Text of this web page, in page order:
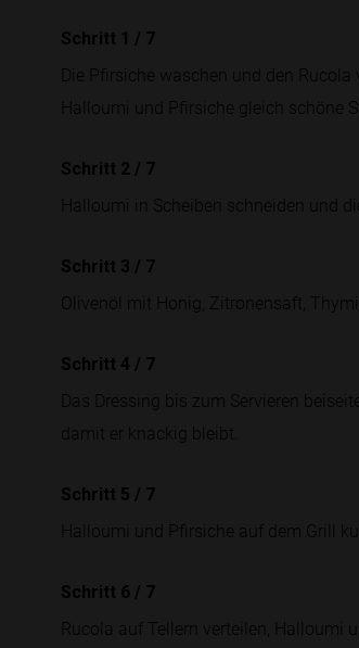
Schritt 1 / 7
Die Pfirsiche waschen und den
Halloumi und Pfirsiche gleich schöne
Schritt 2 / 7
Halloumi in Scheiben schneiden und
Schritt 3 / 7
Olivenöl mit Honig, Zitronensaft,
Schritt 4 / 7
Das Dressing bis zum Servieren
damit er knackig bleibt.
Schritt 5 / 7
Halloumi und Pfirsiche auf dem Grill
Schritt 6 / 7
Rucola auf Tellern verteilen, Halloumi